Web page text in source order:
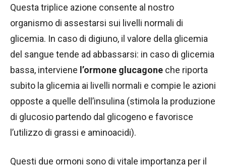
Questa triplice azione consente al nostro
organismo di assestarsi sui livelli normali di
glicemia. In caso di digiuno, il valore della glicemia
del sangue tende ad abbassarsi: in caso di glicemia
bassa, interviene l’ormone glucagone che riporta
subito la glicemia ai livelli normali e compie le azioni
opposte a quelle dell’insulina (stimola la produzione
di glucosio partendo dal glicogeno e favorisce
l’utilizzo di grassi e aminoacidi).
Questi due ormoni sono di vitale importanza per il